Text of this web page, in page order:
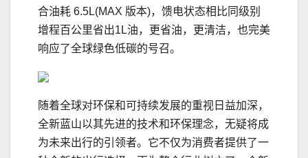
合油耗 6.5L(MAX 版本)，馈电状态相比同级别
增程百公里省出1L油，更省油，更清洁，也完美
响应了全球绿色低碳的号召。
随着全球对环保和可持续发展的重视日益加深，
全新蓝山以其先进的技术和环保理念，无疑将成
为未来出行的引领者。它不仅为消费者提供了一